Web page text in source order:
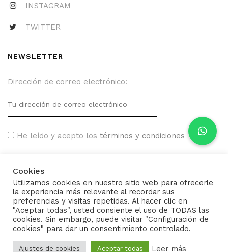
INSTAGRAM
TWITTER
NEWSLETTER
Dirección de correo electrónico:
He leído y acepto los términos y condiciones
Cookies
Utilizamos cookies en nuestro sitio web para ofrecerle
la experiencia más relevante al recordar sus
preferencias y visitas repetidas. Al hacer clic en
"Aceptar todas", usted consiente el uso de TODAS las
cookies. Sin embargo, puede visitar "Configuración de
cookies" para dar un consentimiento controlado.
Ajustes de cookies Aceptar todas Leer más